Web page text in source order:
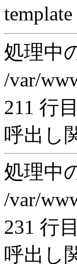
処理中
/var/
211 行目
呼出し
処理中
/var/
231 行目
呼出し